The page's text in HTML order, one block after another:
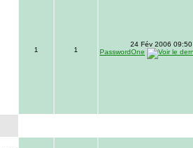
1 1
24 Fév 2006 09:50
PasswordOne